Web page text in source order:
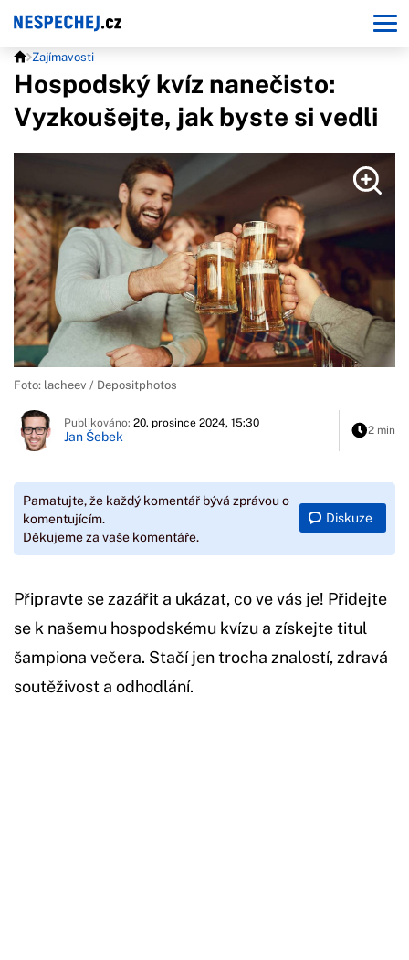
Zajímavosti
Hospodský kvíz nanečisto:
Vyzkoušejte, jak byste si vedli
Foto: lacheev / Depositphotos
Publikováno: 20. prosince 2024, 15:30
Jan Šebek 2 min
Pamatujte, že každý komentář bývá zprávou o
komentujícím.
Děkujeme za vaše komentáře.
Diskuze
Připravte se zazářit a ukázat, co ve vás je! Přidejte
se k našemu hospodskému kvízu a získejte titul
šampiona večera. Stačí jen trocha znalostí, zdravá
soutěživost a odhodlání.